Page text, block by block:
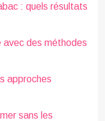
: quels résultats
avec des méthodes
approches
sans les